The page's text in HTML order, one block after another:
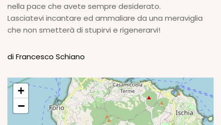
nella pace che avete sempre desiderato.
Lasciatevi incantare ed ammaliare da una meraviglia
che non smetterà di stupirvi e rigenerarvi!
di Francesco Schiano
+
−